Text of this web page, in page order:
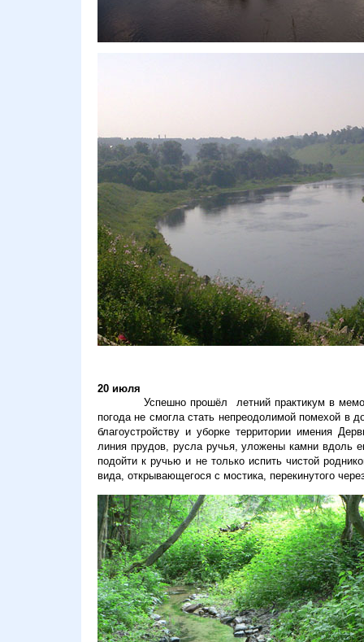
20 июля
Успешно прошёл
летний практикум в
погода не смогла стать непреодолимой помехой в
благоустройству и уборке территории имения
линия прудов, русла ручья, уложены камни вдоль
подойти к ручью и не только испить чистой
вида, открывающегося с мостика, перекинутого